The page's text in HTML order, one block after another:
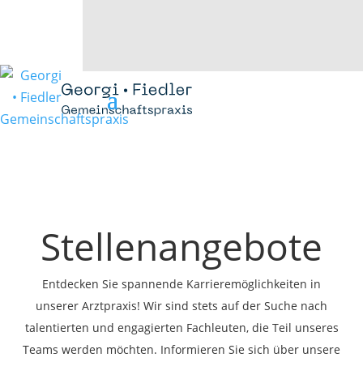
Stellenangebote
Entdecken Sie spannende Karrieremöglichkeiten in
unserer Arztpraxis! Wir sind stets auf der Suche nach
talentierten und engagierten Fachleuten, die Teil unseres
Teams werden möchten. Informieren Sie sich über unsere